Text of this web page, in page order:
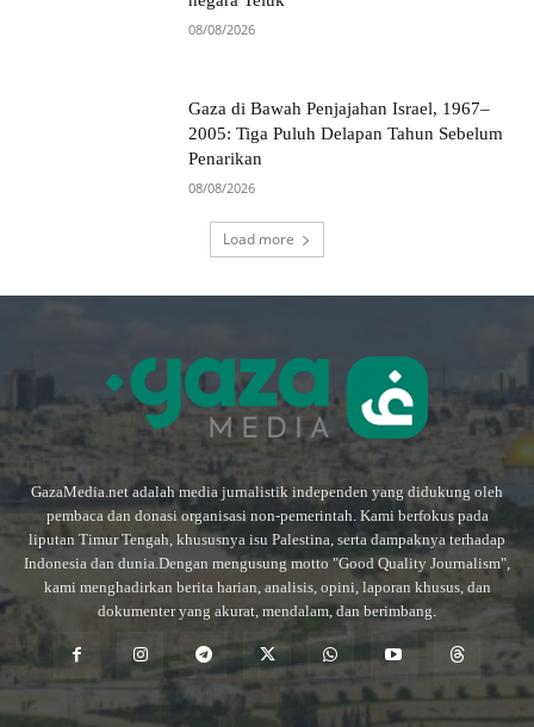
08/08/2026
Gaza di Bawah Penjajahan Israel, 1967–
2005: Tiga Puluh Delapan Tahun Sebelum
Penarikan
08/08/2026
Load more
GazaMedia.net adalah media jurnalistik independen yang didukung oleh
pembaca dan donasi organisasi non-pemerintah. Kami berfokus pada
liputan Timur Tengah, khususnya isu Palestina, serta dampaknya terhadap
Indonesia dan dunia.Dengan mengusung motto "Good Quality Journalism",
kami menghadirkan berita harian, analisis, opini, laporan khusus, dan
dokumenter yang akurat, mendalam, dan berimbang.